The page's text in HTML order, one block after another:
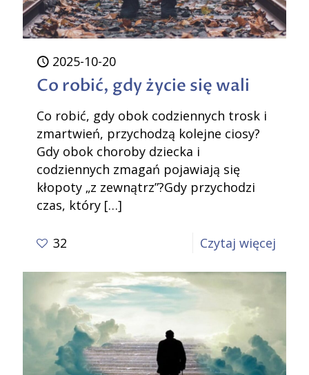
2025-10-20
Co robić, gdy życie się wali
Co robić, gdy obok codziennych trosk i
zmartwień, przychodzą kolejne ciosy?
Gdy obok choroby dziecka i
codziennych zmagań pojawiają się
kłopoty „z zewnątrz”?Gdy przychodzi
czas, który […]
32 Czytaj więcej
się
wali